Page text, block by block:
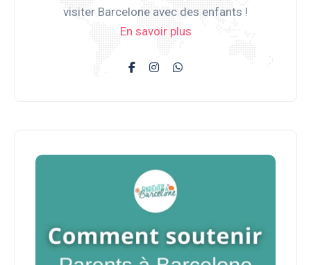
visiter Barcelone avec des enfants !
En savoir plus